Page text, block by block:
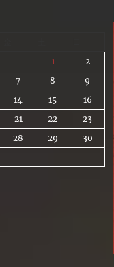
1
2
7 8
9
14 15
16
21 22
23
28 29
30